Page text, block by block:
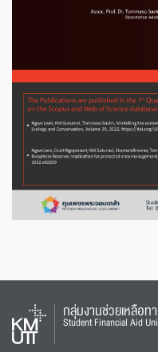
กลุ่มงานช่วยเหลือท
Student Financial Aid